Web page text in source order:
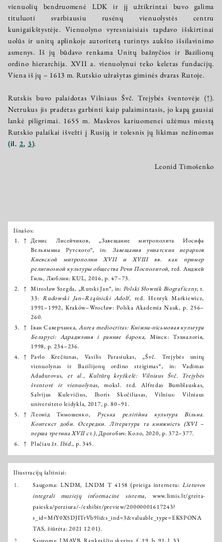
vienuolių bendruomenė LDK ir jį užtikrintai buvo galima
tituluoti svarbiausiu rusėnų vienuolystės centru
kunigaikštystėje. Vienuolyno vyresniaisiais tapdavo išskirtinai
uolūs ir unitų aplinkoje autoritetą turintys aukšto išsilavinimo
asmenys. Iš jų būdavo renkama Unitų bažnyčios ir Bazilionų
ordino hierarchija. XVII a. vienuolynui teko keletas fundacijų.
Viena iš jų – 1613 m. Rutskio užrašytas giminės dvaras Rutoje.
Rutskis buvo palaidotas Vilniaus Švč. Trejybės šventovėje(↑).
Netrukus jis pradėtas garbinti kaip palaimintasis, jo kapą gausiai
lankė piligrimai. 1655 m. Maskvos kariuomenei užėmus miestą
Rutskio palaikai išvežti į Rusiją ir tolesnis jų likimas nežinomas
(il. 2, 3).
Leonid Timošenko
Išnašos:
Išnašos:
1. ↑ Денис Лисейчиков, „Завещание митрополита Иосифа
Вельямина Рутского“, in:Завещания униатских иерархов
Киевской митрополии XVII и XVIII вв. как пример
религиозной культуры общества Речи Посполитой, red. Анджей
Гиль, Люблин: KUL, 2016, p. 47–73.
2.
↑ Mirosław Szegda, „Rutski Jan“, in: Polski Słownik Biograficzny, t.
33:Rudowski Jan–Rząśnicki Adolf, red. Henryk Markiewicz,
1991–1992, Kraków–Wrocław: Polska Akademia Nauk, p. 256–
260.
3.
↑ Іван Саверчанка,Aurea mediocritas: Кніжна-пісьмовая культура
Беларусі: Адраджэння і ранняе барока, Мінск: Тэхналогія,
1998, p. 234–236.
4.
↑ Pavlo Krečiunas, Vasilis Parasiukas, „Švč. Trejybės unitų
vienuolynas ir Bazilijonų ordino steigimas“, in: Vadimas
Adadurovas, et al., Kultūrų kryžkelė: Vilniaus Švč. Trejybės
šventovė ir vienuolynas, moksl. red. Alfredas Bumblauskas,
Salvijus Kulevičius, Ihoris Skočiliasas, Vilnius: Vilniaus
universiteto leidykla, 2017, p. 80–91.
5.
↑ Леонід Тимошенко, Руська релігійна культура Вільна.
Контекст доби. Осередки. Література та книжність (XVІ –
перша третина XVII ст.), Дрогобич: Коло, 2020, p. 372–377.
6.
↑ Plačiau žr. Ibid., p. 345.
Iliustracijų šaltiniai:
1.
Saugoma: LNDM, LNDM T 4158 (prieiga internetu:Lietuvos
integrali muziejų informacinė sistema, www.limis.lt/greita-
paieska/perziura/-/exhibit/preview/20000001617243?
s_id=MfY0X5DJITrVb9li&s_ind=3&valuable_type=EKSPONA
TAS, žiūrėta: 2021 12 01).